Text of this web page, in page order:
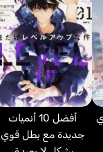
أفضل 10 أنميات
جديدة مع بطل قوي